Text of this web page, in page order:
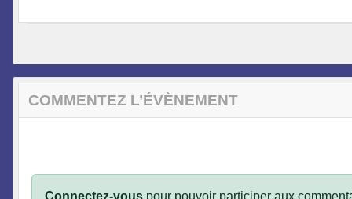
COMMENTEZ L’ÉVÈNEMENT
Connectez-vous pour pouvoir participer aux